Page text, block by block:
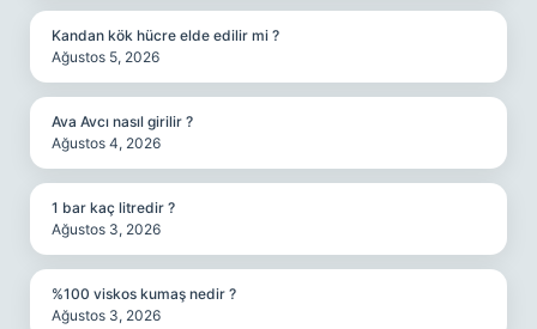
Kandan kök hücre elde edilir mi ?
Ağustos 5, 2026
Ava Avcı nasıl girilir ?
Ağustos 4, 2026
1 bar kaç litredir ?
Ağustos 3, 2026
%100 viskos kumaş nedir ?
Ağustos 3, 2026